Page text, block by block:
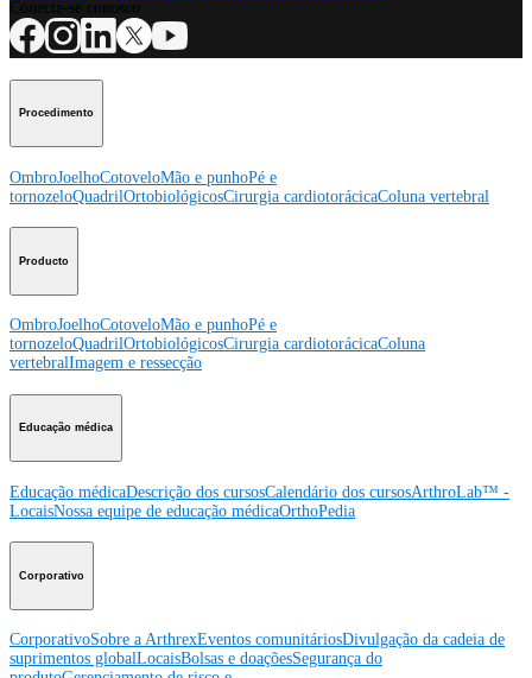
Procedimento
OmbroJoelhoCotoveloMão e punhoPé e
tornozeloQuadrilOrtobiológicosCirurgia cardiotorácicaColuna vertebral
Producto
OmbroJoelhoCotoveloMão e punhoPé e
tornozeloQuadrilOrtobiológicosCirurgia cardiotorácicaColuna
vertebralImagem e ressecção
Educação médica
Educação médicaDescrição dos cursosCalendário dos cursosArthroLab™ -
LocaisNossa equipe de educação médicaOrthoPedia
Corporativo
CorporativoSobre a ArthrexEventos comunitáriosDivulgação da cadeia de
suprimentos globalLocaisBolsas e doaçõesSegurança do